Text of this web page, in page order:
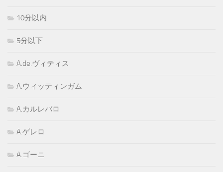
10分以内
5分以下
A.de.ヴィティス
A.ウィッティンガム
A.カルレバロ
A.ゲレロ
A.ゴーニ